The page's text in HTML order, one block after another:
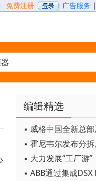
免费注册 广告服务 |
编辑精选